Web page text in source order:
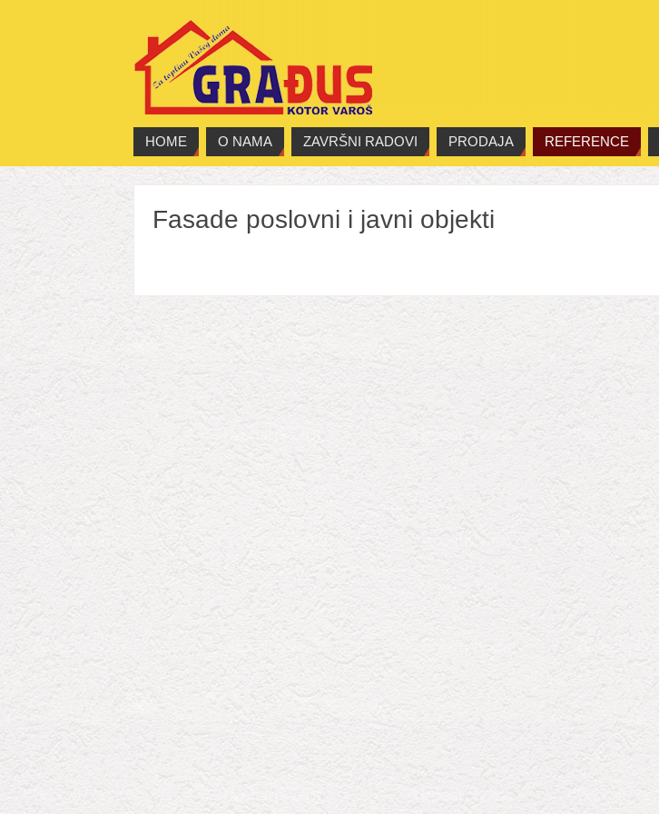
HOME O NAMA ZAVRŠNI RADOVI PRODAJA REFERENCE
Fasade poslovni i javni objekti